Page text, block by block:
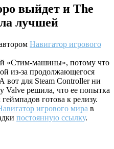
выйдет и The
лучшей
Навигатор игрового
«Стим-машины», потому что
из-за продолжающегося
вот для Steam Controller ни
Valve решила, что ее попытка
готова к релизу.
игрового мира в
постоянную ссылку.